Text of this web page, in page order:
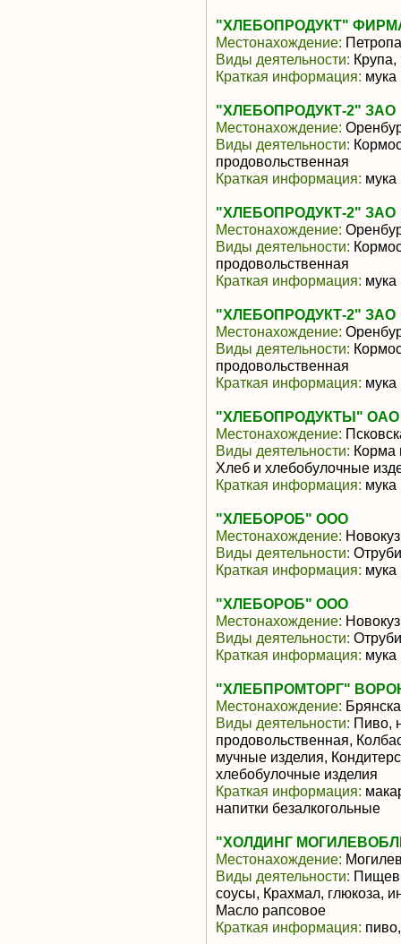
"ХЛЕБОПРОДУКТ"
Местонахождение:
Виды деятельности:
Краткая информация:
"ХЛЕБОПРОДУКТ-2" ЗАО
Местонахождение:
Виды деятельности:
продовольственная
Краткая информация:
"ХЛЕБОПРОДУКТ-2" ЗАО
Местонахождение:
Виды деятельности:
продовольственная
Краткая информация:
"ХЛЕБОПРОДУКТ-2" ЗАО
Местонахождение:
Виды деятельности:
продовольственная
Краткая информация:
"ХЛЕБОПРОДУКТЫ" ОАО
Местонахождение:
Виды деятельности: Корма
Хлеб и хлебобулочные
Краткая информация:
"ХЛЕБОРОБ" ООО
Местонахождение:
Виды деятельности:
Краткая информация:
"ХЛЕБОРОБ" ООО
Местонахождение:
Виды деятельности:
Краткая информация:
"ХЛЕБПРОМТОРГ"
Местонахождение:
Виды деятельности: Пиво,
продовольственная,
мучные изделия,
хлебобулочные изделия
Краткая информация:
напитки безалкогольные
"ХОЛДИНГ
Местонахождение:
Виды деятельности:
соусы, Крахмал, глюкоза,
Масло рапсовое
Краткая информация: